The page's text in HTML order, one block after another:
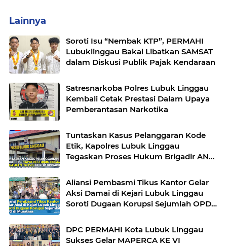
Lainnya
Soroti Isu “Nembak KTP”, PERMAHI
Lubuklinggau Bakal Libatkan SAMSAT
dalam Diskusi Publik Pajak Kendaraan
Satresnarkoba Polres Lubuk Linggau
Kembali Cetak Prestasi Dalam Upaya
Pemberantasan Narkotika
Tuntaskan Kasus Pelanggaran Kode
Etik, Kapolres Lubuk Linggau
Tegaskan Proses Hukum Brigadir AN
Aliansi Pembasmi Tikus Kantor Gelar
Aksi Damai di Kejari Lubuk Linggau
Soroti Dugaan Korupsi Sejumlah OPD
DPC PERMAHI Kota Lubuk Linggau
Sukses Gelar MAPERCA KE VI